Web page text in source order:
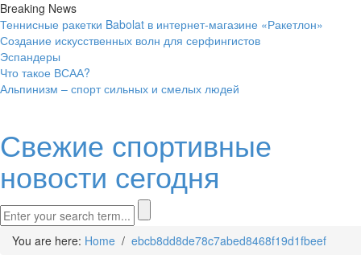
Breaking News
Теннисные ракетки Babolat в интернет-магазине «Ракетлон»
Создание искусственных волн для серфингистов
Эспандеры
Что такое ВСАА?
Альпинизм – спорт сильных и смелых людей
Свежие спортивные
новости сегодня
You are here: Home / ebcb8dd8de78c7abed8468f19d1fbeef